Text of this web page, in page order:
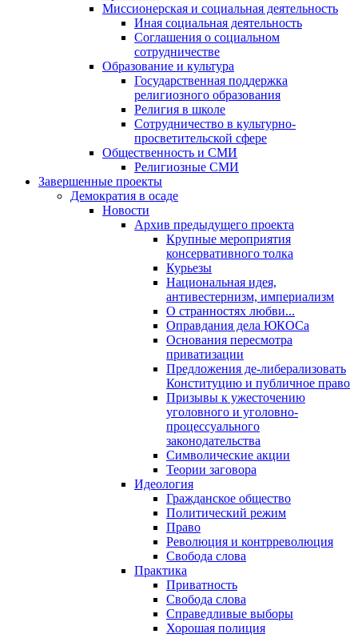
Миссионерская и социальная деятельность
Иная социальная деятельность
Соглашения о социальном
сотрудничестве
Образование и культура
Государственная поддержка
религиозного образования
Религия в школе
Сотрудничество в культурно-
просветительской сфере
Общественность и СМИ
Религиозные СМИ
Завершенные проекты
Демократия в осаде
Новости
Архив предыдущего проекта
Крупные мероприятия
консервативного толка
Курьезы
Национальная идея,
антивестернизм, империализм
О странностях любви...
Оправдания дела ЮКОСа
Основания пересмотра
приватизации
Предложения де-либерализовать
Конституцию и публичное право
Призывы к ужесточению
уголовного и уголовно-
процессуального
законодательства
Символические акции
Теории заговора
Идеология
Гражданское общество
Политический режим
Право
Революция и контрреволюция
Свобода слова
Практика
Приватность
Свобода слова
Справедливые выборы
Хорошая полиция